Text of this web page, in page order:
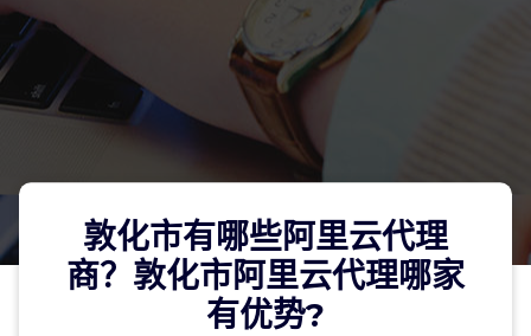
敦化市有哪些阿里云代理
商？敦化市阿里云代理哪家
有优势?